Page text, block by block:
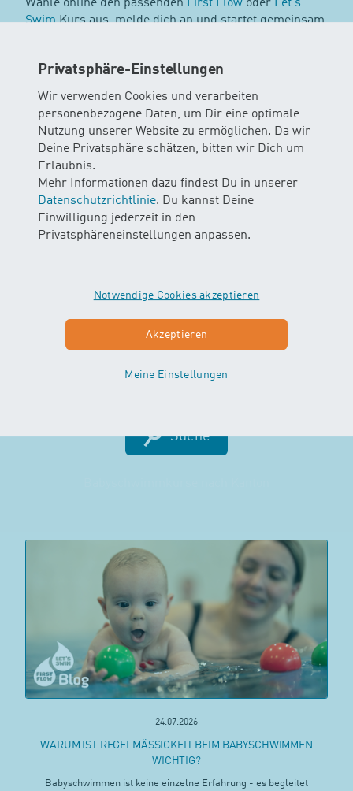
Privatsphäre-Einstellungen
Wir verwenden Cookies und verarbeiten
personenbezogene Daten, um Dir eine optimale
Nutzung unserer Website zu ermöglichen. Da wir
Deine Privatsphäre schätzen, bitten wir Dich um
Erlaubnis.
Mehr Informationen dazu findest Du in unserer
Datenschutzrichtlinie. Du kannst Deine
Einwilligung jederzeit in den
Privatsphäreneinstellungen anpassen.
Notwendige Cookies akzeptieren
Akzeptieren
Meine Einstellungen
Wähle online den passenden First Flowoder Let's
SwimKurs aus, melde dich an und startet gemeinsam
Schwimmtechnik verbessern wollen – wir begleiten
euch sicher und liebevoll durch jede Lektion.
Bis bald im Wasser,
dein H2O Wasser erleben Team
Passende Babyschwimmkurse
Suche
24.07.2026
WARUM IST REGELMÄSSIGKEIT BEIM BABYSCHWIMMEN
WICHTIG?
Babyschwimmen ist keine einzelne Erfahrung - es begleitet